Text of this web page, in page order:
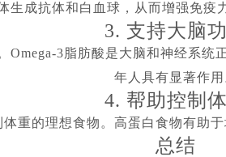
成抗体和白血球，从而增强免
3. 支持大脑
Omega-3脂肪酸是大脑和神经系
年人具有显著作用
4. 帮助控制
重的理想食物。高蛋白食物有助
总结